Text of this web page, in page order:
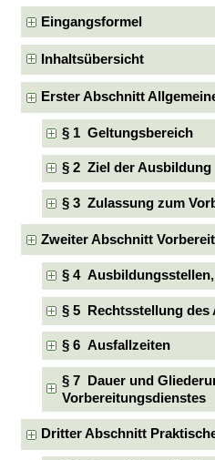
Eingangsformel
Inhaltsübersicht
Erster Abschnitt
§ 1 Geltungsbereich
§ 2 Ziel der Ausbildung
§ 3 Zulassung zum
Zweiter Abschnitt
§ 4
§ 5 Rechtsstellung des
§ 6 Ausfallzeiten
§ 7 Dauer und
Vorbereitungsdienstes
Dritter Abschnitt